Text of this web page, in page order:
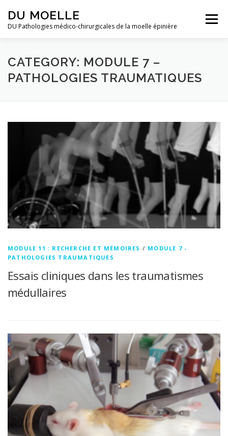
DU MOELLE
DU Pathologies médico-chirurgicales de la moelle épinière
Menu
CATEGORY: MODULE 7 –
PATHOLOGIES TRAUMATIQUES
MODULE 11 : RECHERCHE ET MÉMOIRES / MODULE 7 -
PATHOLOGIES TRAUMATIQUES
Essais cliniques dans les traumatismes
médullaires